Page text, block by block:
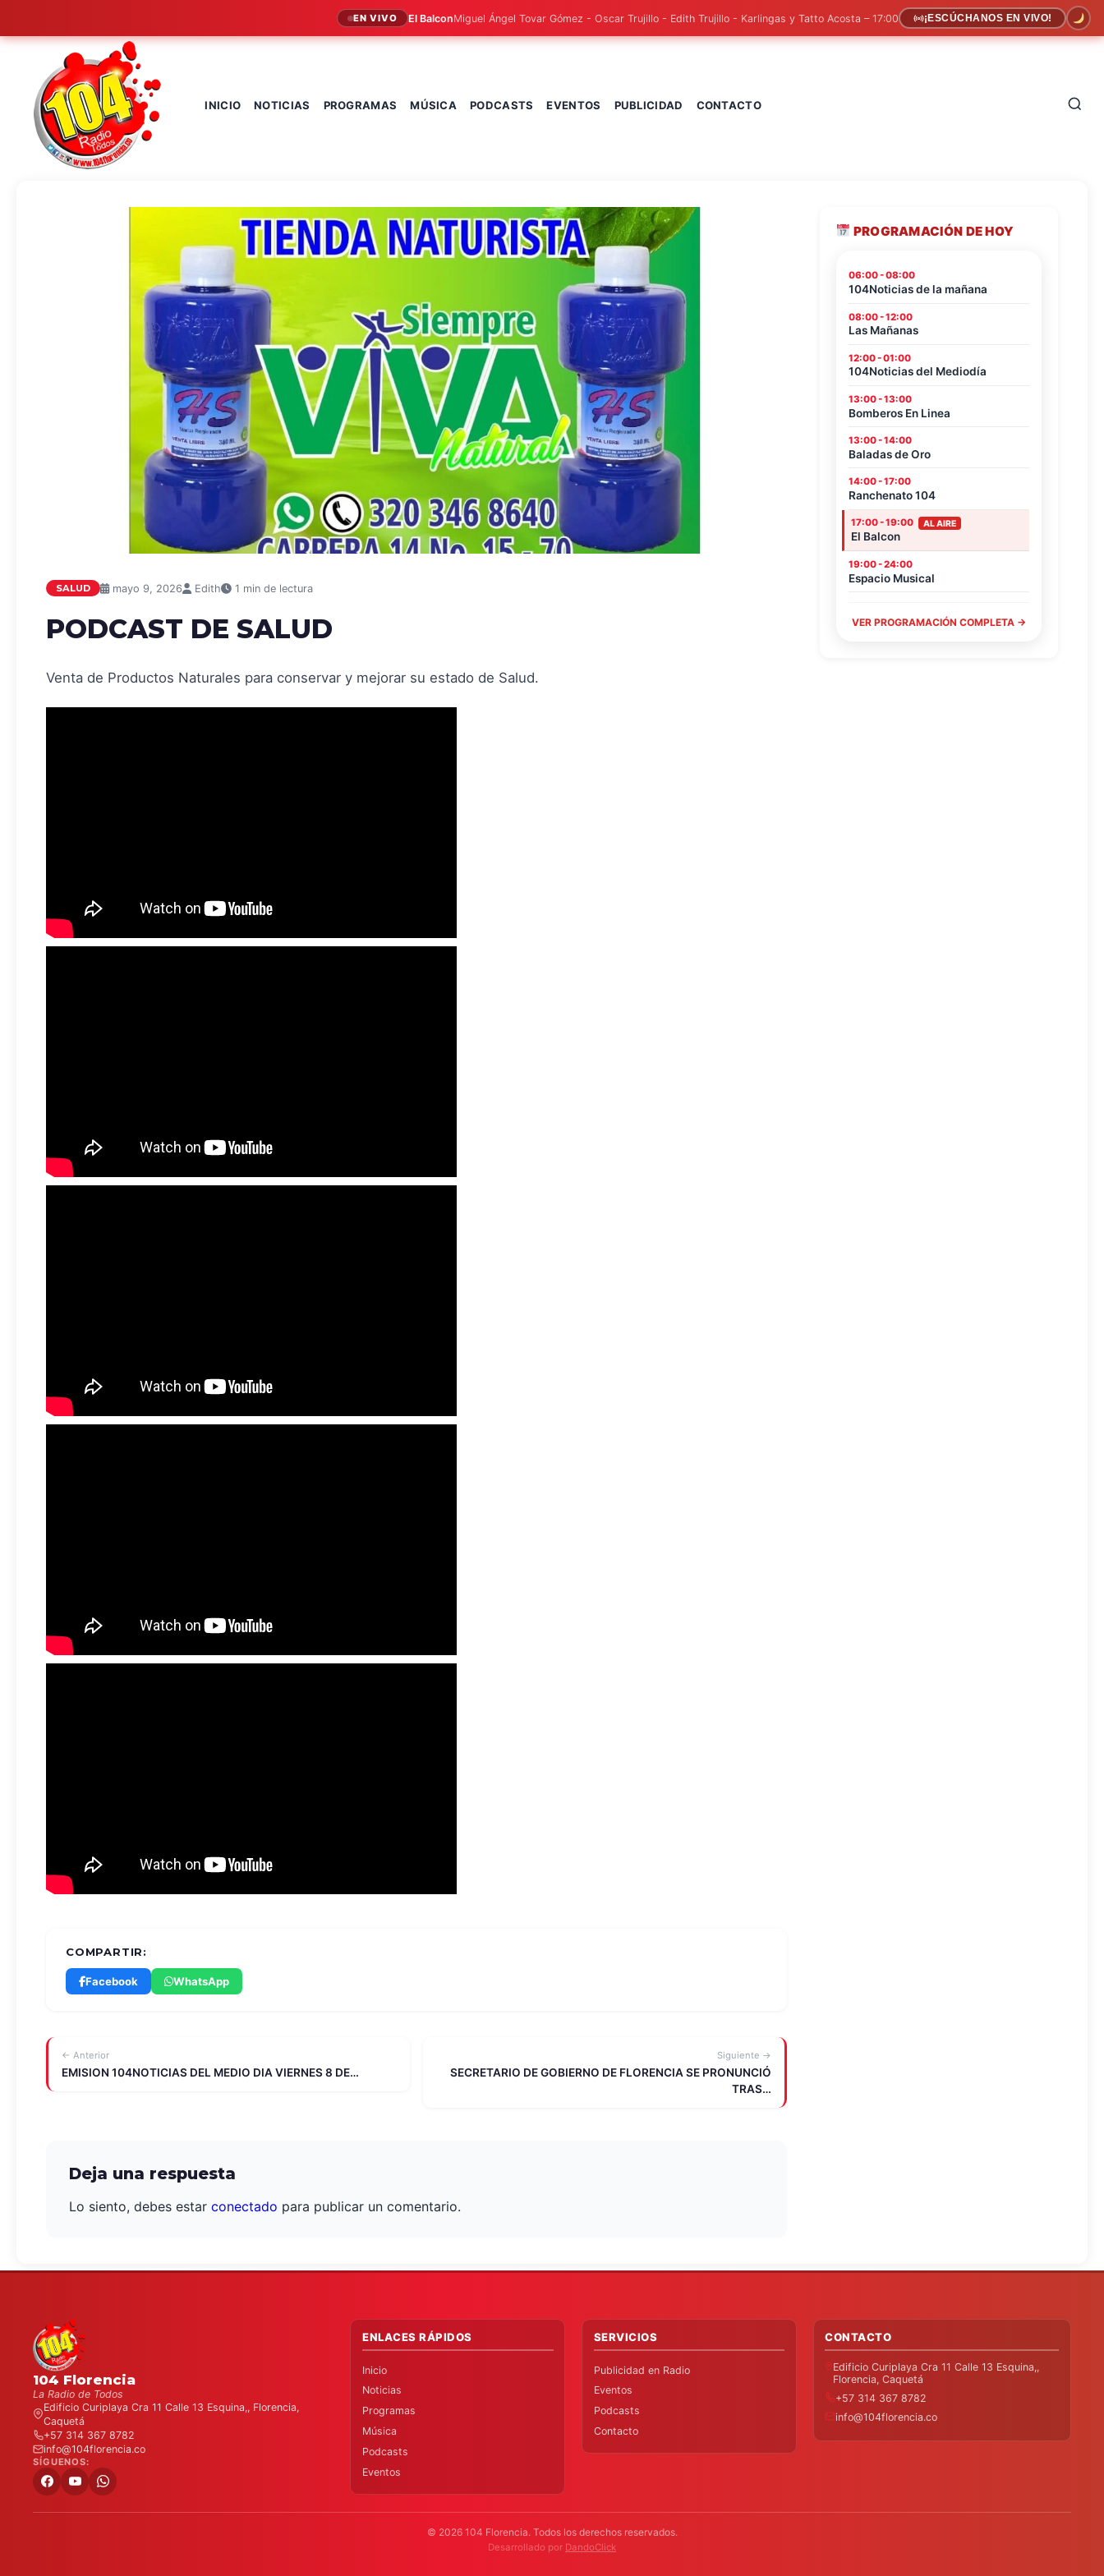
EN VIVO El BalconMiguel Ángel Tovar Gómez - Oscar Trujillo - Edith Trujillo - Karlingas y Tatto Acosta – 17:00 ¡ESCÚCHANOS EN VIVO!
INICIO NOTICIAS PROGRAMAS MÚSICA PODCASTS EVENTOS PUBLICIDAD CONTACTO
SALUD mayo 9, 2026 Edith 1 min de lectura
PODCAST DE SALUD
Venta de Productos Naturales para conservar y mejorar su estado de Salud.
COMPARTIR:
Facebook WhatsApp
← Anterior
EMISION 104NOTICIAS DEL MEDIO DIA VIERNES 8 DE…
Siguiente →
SECRETARIO DE GOBIERNO DE FLORENCIA SE PRONUNCIÓ
TRAS…
Deja una respuesta
Lo siento, debes estar conectado para publicar un comentario.
PROGRAMACIÓN DE HOY
06:00 - 08:00
104Noticias de la mañana
08:00 - 12:00
Las Mañanas
12:00 - 01:00
104Noticias del Mediodía
13:00 - 13:00
Bomberos En Linea
13:00 - 14:00
Baladas de Oro
14:00 - 17:00
Ranchenato 104
17:00 - 19:00 AL AIRE
El Balcon
19:00 - 24:00
Espacio Musical
VER PROGRAMACIÓN COMPLETA →
104 Florencia
La Radio de Todos
Edificio Curiplaya Cra 11 Calle 13 Esquina,, Florencia,
Caquetá
+57 314 367 8782
info@104florencia.co
SÍGUENOS:
ENLACES RÁPIDOS
Inicio
Noticias
Programas
Música
Podcasts
Eventos
SERVICIOS
Publicidad en Radio
Eventos
Podcasts
Contacto
CONTACTO
Edificio Curiplaya Cra 11 Calle 13 Esquina,,
Florencia, Caquetá
+57 314 367 8782
info@104florencia.co
© 2026 104 Florencia. Todos los derechos reservados.
Desarrollado por DandoClick